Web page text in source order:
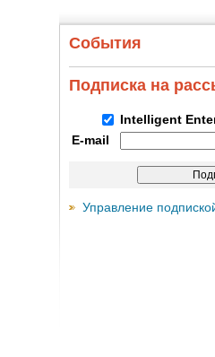
События
Подписка на
Intelligent
E-mail
Управление